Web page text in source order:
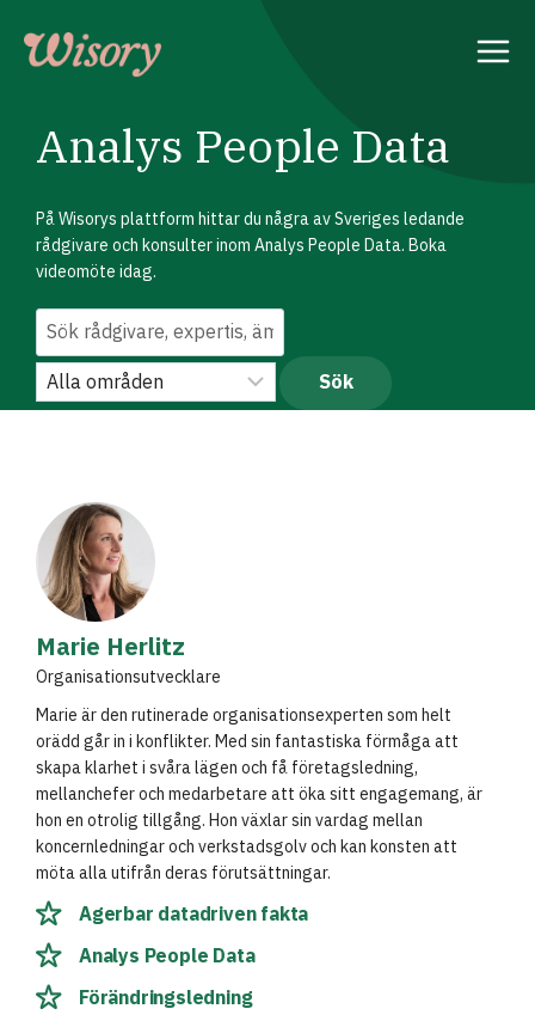
content
Analys People Data
På Wisorys plattform hittar du några av Sveriges ledande
rådgivare och konsulter inom Analys People Data. Boka
videomöte idag.
Marie Herlitz
Organisationsutvecklare
Marie är den rutinerade organisationsexperten som helt
orädd går in i konflikter. Med sin fantastiska förmåga att
skapa klarhet i svåra lägen och få företagsledning,
mellanchefer och medarbetare att öka sitt engagemang, är
hon en otrolig tillgång. Hon växlar sin vardag mellan
koncernledningar och verkstadsgolv och kan konsten att
möta alla utifrån deras förutsättningar.
Agerbar datadriven fakta
Analys People Data
Förändringsledning